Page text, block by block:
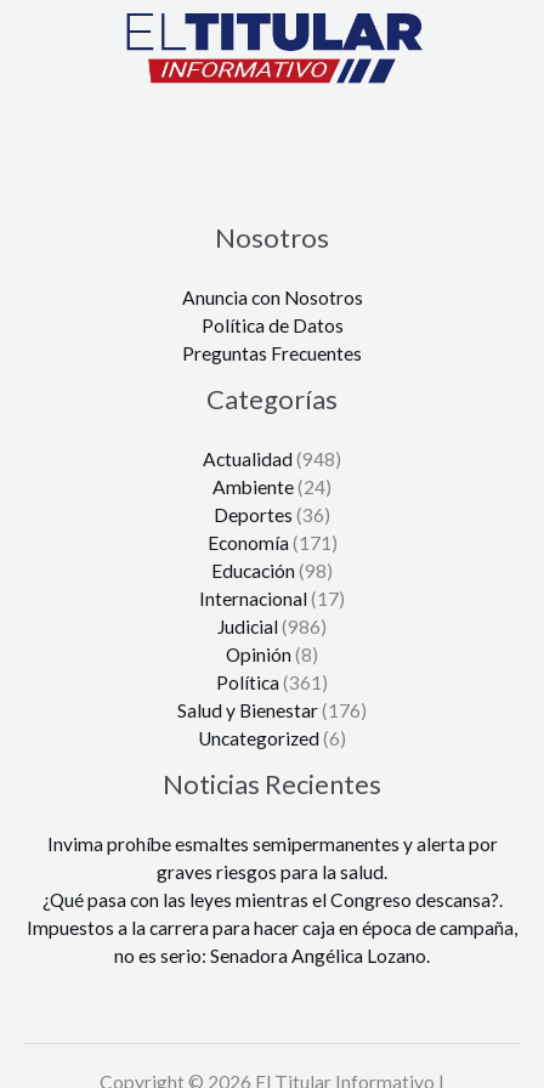
Nosotros
Anuncia con Nosotros
Política de Datos
Preguntas Frecuentes
Categorías
Actualidad(948)
Ambiente(24)
Deportes (36)
Economía(171)
Educación(98)
Internacional(17)
Judicial(986)
Opinión(8)
Política(361)
Salud y Bienestar(176)
Uncategorized(6)
Noticias Recientes
Invima prohíbe esmaltes semipermanentes y alerta por
graves riesgos para la salud.
¿Qué pasa con las leyes mientras el Congreso descansa?.
Impuestos a la carrera para hacer caja en época de campaña,
no es serio: Senadora Angélica Lozano.
Copyright © 2026 El Titular Informativo |